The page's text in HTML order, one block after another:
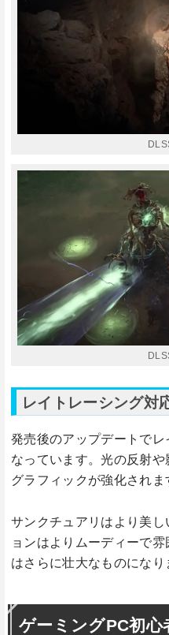
レイトレーシング対
発売後のアップデートで
なっています。光の反射や
グラフィックが強化されま
サンクチュアリはより美
ョンはよりムーディーで
はさらに壮大なものになり
ゲーミングPC初心